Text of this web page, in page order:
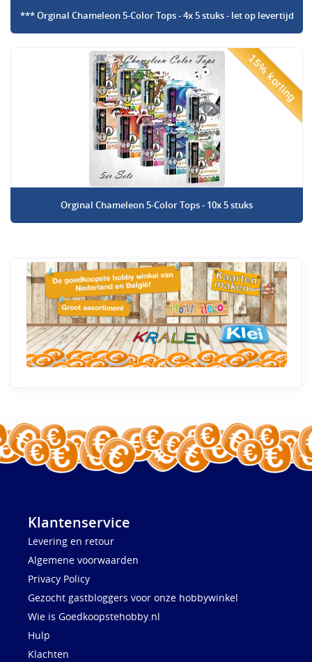
*** Orginal Chameleon 5-Color Tops - 4x 5 stuks - let op levertijd
15% korting
Orginal Chameleon 5-Color Tops - 10x 5 stuks
Klantenservice
Levering en retour
Algemene voorwaarden
Privacy Policy
Gezocht gastbloggers voor onze hobbywinkel
Wie is Goedkoopstehobby.nl
Hulp
Klachten